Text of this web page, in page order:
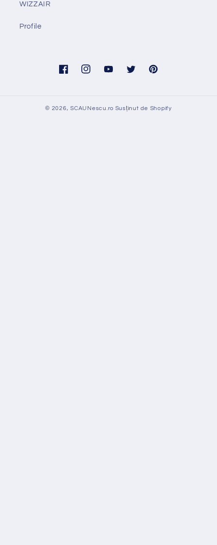
WIZZAIR
Profile
FacebookInstagramYouTubeTwitter Pinterest
© 2026,SCAUNescu.ro Susținut de Shopify